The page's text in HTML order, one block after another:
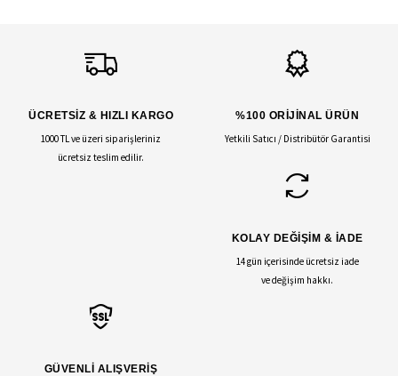
ÜCRETSİZ & HIZLI KARGO
1000 TL ve üzeri siparişleriniz
ücretsiz teslim edilir.
%100 ORİJİNAL ÜRÜN
Yetkili Satıcı / Distribütör Garantisi
KOLAY DEĞİŞİM & İADE
14 gün içerisinde ücretsiz iade
ve değişim hakkı.
GÜVENLİ ALIŞVERİŞ